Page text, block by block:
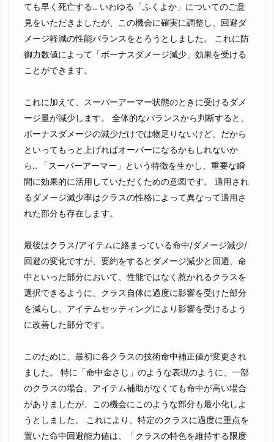
ても早く死亡する.. いわゆる「ふくよか」についてのご意
見をいただきましたが、この機会に確実に調整し、回避ダ
メージ軽減の性能バランスをとろうとしました。 これに防
御力数値によって「ボーナスダメージ減少」効果を受ける
ことができます。
これに加えて、スーパーアーマー状態のときに受けるダメ
ージ量が減少します。 全体的なバランスから判断すると、
ボーナスダメージの減少だけでは物足りないけど、だから
といってもっと上げればオーバーになるかもしれないか
ら.. 「スーパーアーマー」という特徴を生かし、重要な瞬
間に効果的に活用していただくための意図です。 適用され
るダメージ減少率はクラスの性格によって異なって適用さ
れた部分も存在します。
最後はクラス/アイテムに絡まっている命中/ダメージ減少/
回避の変化ですが、要約をするとダメージ減少と回避、命
中といった部分において、性能ではなく惹かれるクラスを
選択できるように、クラス自体に過度に影響を受けた部分
を減らし、アイテムセッティングにより影響を受けるよう
に改善した部分です。
このために、最初に各クラスの技術命中補正値が変更され
ました。 特に「命中金さじ」のような表現のように、一部
のクラスの場合、アイテム補助がなくても命中が高い場合
がありましたが、この機会にこのような部分も最小化しよ
うとしました。 これにより、特定のクラスに過度に重点を
置いた命中回避能力値は、「クラスの特色を維持する限度